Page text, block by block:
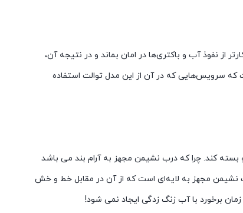
نفوذ آب و باکتری‌ها در امان بماند و در نتیجه آن،
که سرویس‌هایی که در آن از این مدل توالت استفاده
کند. چرا که درب نشیمن مجهز به آرام بند می باشد
نشیمن مجهز به لایه‌ای است که از آن در مقابل خط و خش
برخورد با آب زنگ زدگی ایجاد نمی شود!